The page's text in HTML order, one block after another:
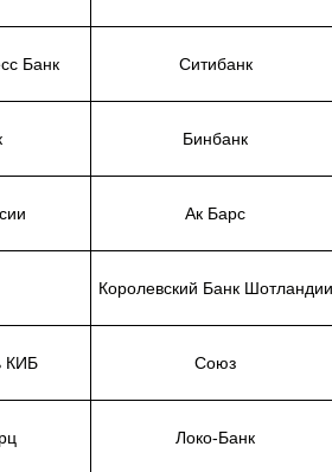
Банк Ситибанк
Бинбанк
Ак Барс
Королевский Банк Шотландии
КИБ Союз
Локо-Банк